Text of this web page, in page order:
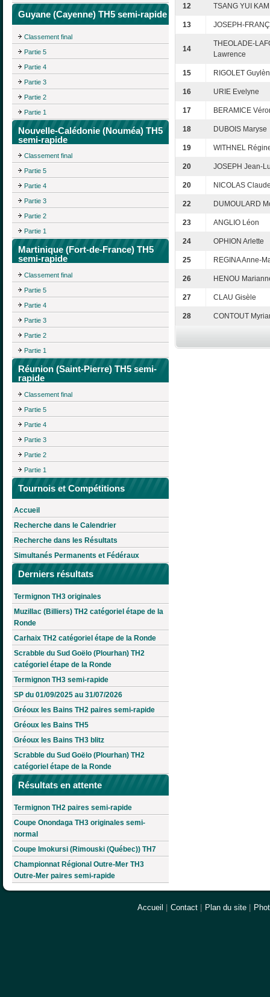
Guyane (Cayenne) TH5 semi-rapide
Classement final
Partie 5
Partie 4
Partie 3
Partie 2
Partie 1
Nouvelle-Calédonie (Nouméa) TH5
semi-rapide
Classement final
Partie 5
Partie 4
Partie 3
Partie 2
Partie 1
Martinique (Fort-de-France) TH5
semi-rapide
Classement final
Partie 5
Partie 4
Partie 3
Partie 2
Partie 1
Réunion (Saint-Pierre) TH5 semi-
rapide
Classement final
Partie 5
Partie 4
Partie 3
Partie 2
Partie 1
Tournois et Compétitions
Accueil
Recherche dans le Calendrier
Recherche dans les Résultats
Simultanés Permanents et Fédéraux
Derniers résultats
Termignon TH3 originales
Muzillac (Billiers) TH2 catégoriel étape de la
Ronde
Carhaix TH2 catégoriel étape de la Ronde
Scrabble du Sud Goëlo (Plourhan) TH2
catégoriel étape de la Ronde
Termignon TH3 semi-rapide
SP du 01/09/2025 au 31/07/2026
Gréoux les Bains TH2 paires semi-rapide
Gréoux les Bains TH5
Gréoux les Bains TH3 blitz
Scrabble du Sud Goëlo (Plourhan) TH2
catégoriel étape de la Ronde
Résultats en attente
Termignon TH2 paires semi-rapide
Coupe Onondaga TH3 originales semi-
normal
Coupe Imokursi (Rimouski (Québec)) TH7
Championnat Régional Outre-Mer TH3
Outre-Mer paires semi-rapide
12 TSANG YUI
13 JOSEPH-
14
THEOLADE-
Lawrence
15 RIGOLET
16 URIE Evelyne
17 BERAMICE
18 DUBOIS Maryse
19 WITHNEL
20 JOSEPH Jean-
20 NICOLAS
22 DUMOULARD
23 ANGLIO Léon
24 OPHION Arlette
25 REGINA Anne-
26 HENOU
27 CLAU Gisèle
28 CONTOUT
Accueil | Contact | Plan du site |